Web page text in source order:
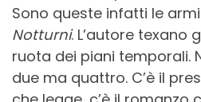
Sono queste infatti le
Notturni. L’autore texano
ruota dei piani temporali.
due ma quattro. C’è il